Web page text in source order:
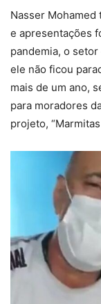
Nasser Mohamed
e apresentações
pandemia, o
ele não ficou
mais de um ano,
para moradores
projeto,